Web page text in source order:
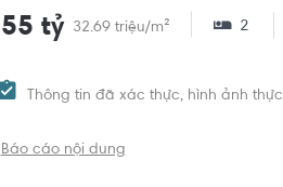
tỷ 32.69 triệu/m² 2
Thông tin đã xác thực, hình ảnh
Báo cáo nội dung